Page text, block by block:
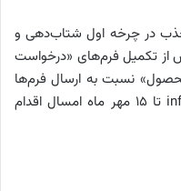
جذب در چرخه اول شتاب‌دهی و
از تکمیل فرم­‌های «درخواست
نسبت به ارسال فرم‌ها
به آدرس رایانامه info@fidarbaspar.com تا ۱۵ مهر ماه امسال اقدام